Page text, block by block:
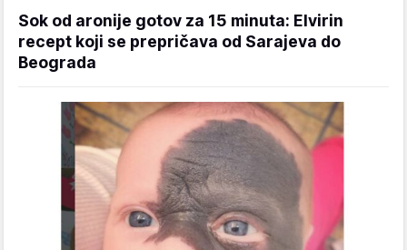
Sok od aronije gotov za 15 minuta: Elvirin
recept koji se prepričava od Sarajeva do
Beograda